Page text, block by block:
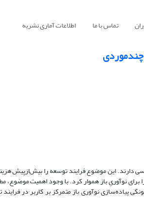
تماس با ما اطلاعات آماری نشریه
چندموردی
این موضوع فرایند توسعه را بیش‌از‌پیش
نوآوریِ باز هموار کرد. با وجود اهمیت موضوع،
پیاده‌سازی نوآوری باز متمرکز بر کاربر در فرایند